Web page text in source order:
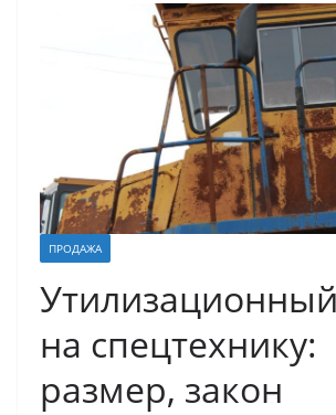
ПРОДАЖА
на спецтехнику:
размер, закон